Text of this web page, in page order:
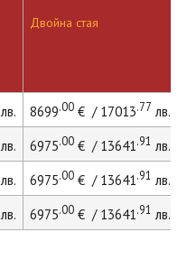
Двойна стая
лв. 8699.00€ / 17013.77 лв.
лв. 6975.00€ / 13641.91 лв.
лв. 6975.00€ / 13641.91 лв.
лв. 6975.00€ / 13641.91 лв.